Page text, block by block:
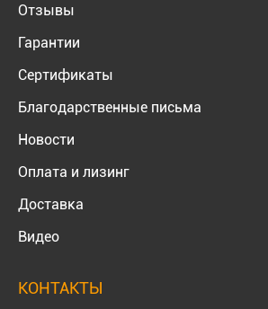
Отзывы
Гарантии
Сертификаты
Благодарственные письма
Новости
Оплата и лизинг
Доставка
Видео
КОНТАКТЫ